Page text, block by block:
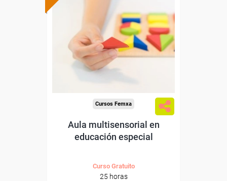
subvencionada.
Para desempleados,
trabajadores y autónomos.
Sector
-Educación.
Cursos Femxa
Aula multisensorial en
educación especial
Curso Gratuito
25 horas